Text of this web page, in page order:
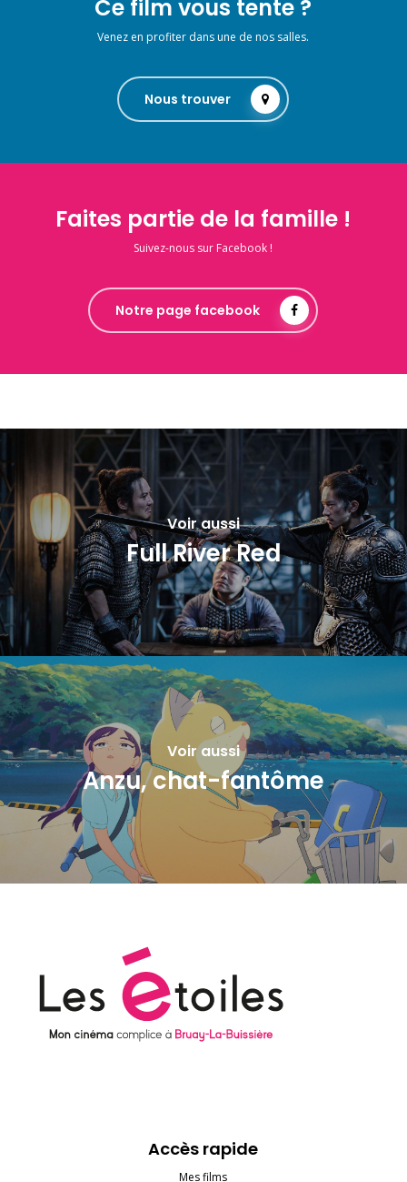
Ce film vous tente ?
Venez en profiter dans une de nos salles.
Nous trouver
Faites partie de la famille !
Suivez-nous sur Facebook !
Notre page facebook
Voir aussi
Full River Red
Voir aussi
Anzu, chat-fantôme
Accès rapide
Mes films